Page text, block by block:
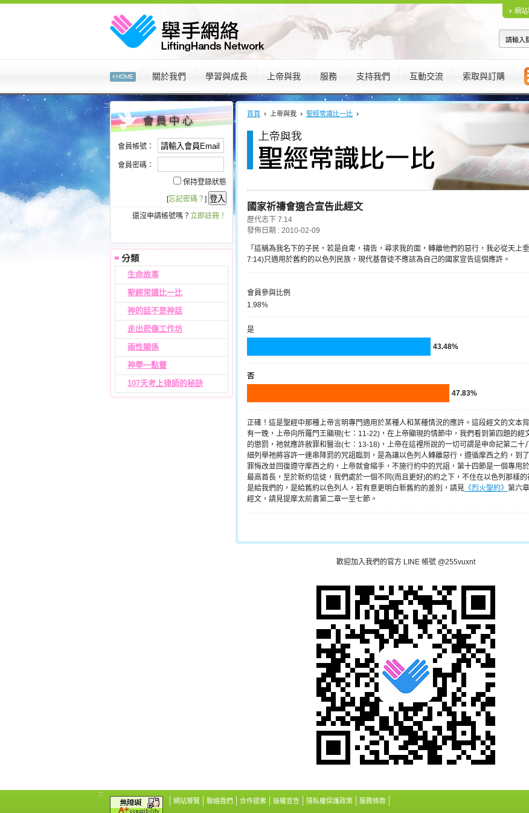
網站
關於我們 學習與成長 上帝與我 服務 支持我們 互動交流 索取與訂購
:::
會員帳號：
會員密碼：
保持登錄狀態
[忘記密碼？ ]
還沒申請帳號嗎？ 立即註冊！
生命故事
聖經常識比一比
神的話不是神話
走出悲傷工作坊
兩性關係
神學一點靈
107天考上律師的秘訣
:::
首頁 上帝與我 聖經常識比一比
國家祈禱會適合宣告此經文
歷代志下 7:14
發佈日期 : 2010-02-09
「這稱為我名下的子民，若是自卑，禱告，尋求我的面，轉離他們的惡行，我必從天上
7:14)只適用於舊約的以色列民族，現代基督徒不應該為自己的國家宣告這個應許。
會員參與比例
1.98%
是
43.48%
否
47.83%
正確！這是聖經中那種上帝言明專門適用於某種人和某種情況的應許。這段經文的文本
有一晚，上帝向所羅門王顯現(七：11-22)，在上帝顯現的情節中，我們看到第四題的
的懲罰，祂就應許赦罪和醫治(七：13-18)，上帝在這裡所說的一切可謂是申命記第二
細列舉祂將容許一連串降罰的咒詛臨到，是為讓以色列人轉離惡行，遵循摩西之約，到
罪悔改並回復遵守摩西之約，上帝就會縮手，不施行約中的咒詛，第十四節是一個專用
最高首長，至於新約信徒，我們處於一個不同(而且更好)的約之下，不住在以色列那樣
是給我們的，是給舊約以色列人，若有意更明白新舊約的差別，請見 《烈火聖約》 第六
經文，請見提摩太前書第二章一至七節。
歡迎加入我們的官方 LINE 帳號 @255vuxnt
:::
網站導覽
聯絡我們 合作提案 版權宣告 隱私權保護政策 服務條款